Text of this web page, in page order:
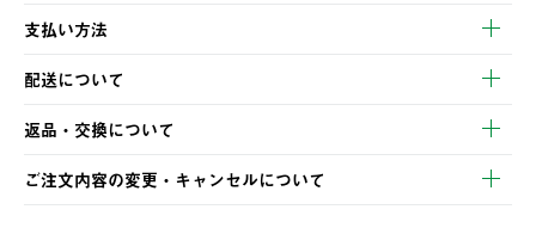
支払い方法
以下のいずれかの方法でお支払いいただけます。
・クレジットカード決済
・コンビニ決済
・Pay-easy決済
配送について
【発送スケジュール】
ご注文・ご入金完了より2営業日以内に商品を発送いたします。
土日祝の発送はございませんので、木曜日以降のご注文は週明け
の発送となる場合がございます。
返品・交換について
※お客様都合の場合
ご注文内容の変更・キャンセルについて